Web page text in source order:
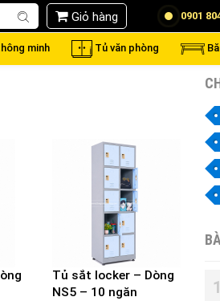
Giỏ hàng 0901
minh Tủ văn phòng
Tủ sắt locker – Dòng
NS5 – 10 ngăn
1